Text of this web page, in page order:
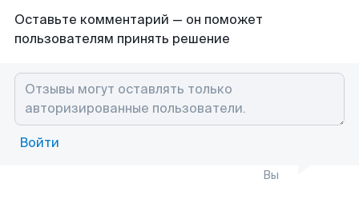
Оставьте комментарий — он поможет
пользователям принять решение
Войти
Вы